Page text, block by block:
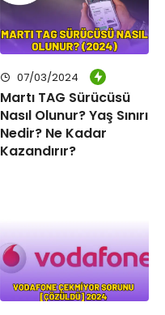
07/03/2024
Martı TAG Sürücüsü
Nasıl Olunur? Yaş Sınırı
Nedir? Ne Kadar
Kazandırır?